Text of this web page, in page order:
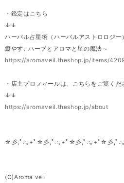
・鑑定はこちら
↓↓
ハーバル占星術（ハーバルアストロロジ
癒やす､ ハーブとアロマと星の魔法～
https://aromaveil.theshop.jp/items/
・店主プロフィールは、こちらをご覧くだ
↓↓
https://aromaveil.theshop.jp/about
☆彡,ﾟ.:｡+ﾟ☆彡,ﾟ.:｡+ﾟ☆彡,ﾟ.:｡+ﾟ☆彡,ﾟ.:
(C)Aroma veil